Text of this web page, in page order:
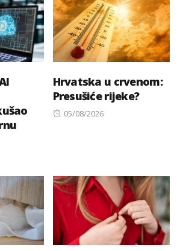
Hrvatska u crvenom:
Presušiće rijeke?
Posted
05/08/2026